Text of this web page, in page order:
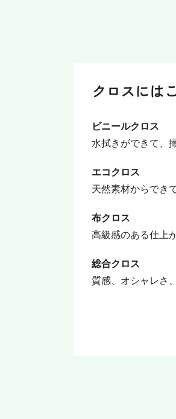
クロスには
ビニールクロス
水拭きができて、
エコクロス
天然素材からでき
布クロス
高級感のある仕上
総合クロス
質感、オシャレさ